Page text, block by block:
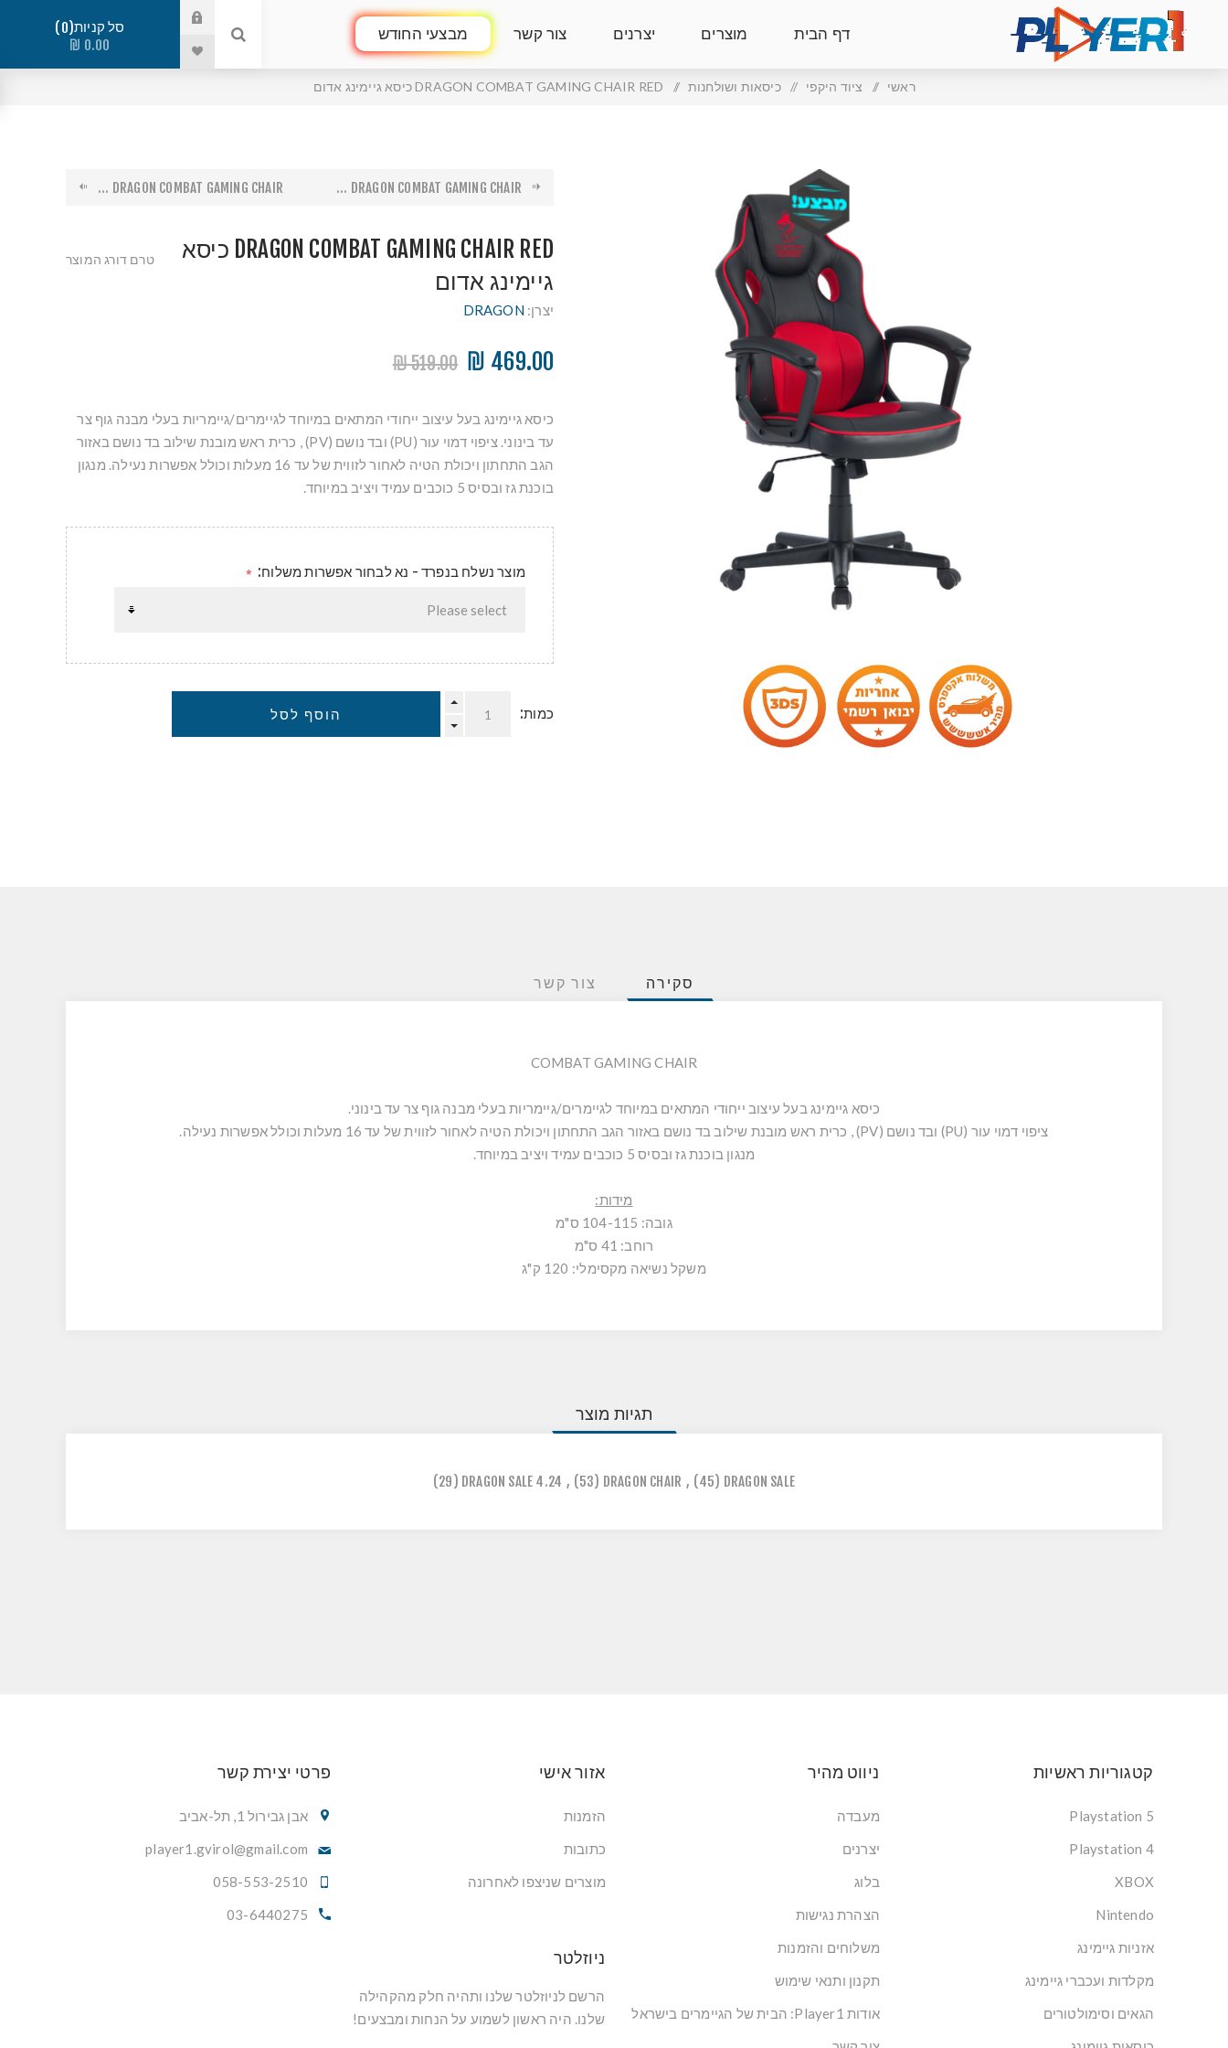
דף הבית מוצרים יצרנים צור קשר מבצעי החודש סל קניות 0
0.00 ₪
ראשי / ציוד היקפי / כיסאות ושולחנות / DRAGON COMBAT GAMING CHAIR RED כיסא גיימינג אדום
DRAGON COMBAT GAMING CHAIR ...
DRAGON COMBAT GAMING CHAIR ...
DRAGON COMBAT GAMING CHAIR RED כיסא
גיימינג אדום
יצרן: DRAGON
טרם דורג המוצר
469.00 ₪
519.00 ₪
כיסא גיימינג בעל עיצוב ייחודי המתאים במיוחד לגיימרים/גיימריות בעלי מבנה גוף צר
עד בינוני. ציפוי דמוי עור (PU) ובד נושם (PV) , כרית ראש מובנת שילוב בד נושם באזור
הגב התחתון ויכולת הטיה לאחור לזווית של עד 16 מעלות וכולל אפשרות נעילה. מנגון
בוכנת גז ובסיס 5 כוכבים עמיד ויציב במיוחד.
מוצר נשלח בנפרד - נא לבחור אפשרות משלוח: *
כמות: הוסף לסל
סקירה צור קשר
COMBAT GAMING CHAIR
כיסא גיימינג בעל עיצוב ייחודי המתאים במיוחד לגיימרים/גיימריות בעלי מבנה גוף צר עד בינוני.
ציפוי דמוי עור (PU) ובד נושם (PV) , כרית ראש מובנת שילוב בד נושם באזור הגב התחתון ויכולת הטיה לאחור לזווית של עד 16 מעלות וכולל אפשרות נעילה.
מנגון בוכנת גז ובסיס 5 כוכבים עמיד ויציב במיוחד.
מידות:
גובה: 104-115 ס"מ
רוחב: 41 ס"מ
משקל נשיאה מקסימלי: 120 ק"ג
תגיות מוצר
DRAGON SALE
(45)
,
DRAGON CHAIR
(53)
,
DRAGON SALE 4.24
(29)
קטגוריות ראשיות
Playstation 5
Playstation 4
XBOX
Nintendo
אזניות גיימינג
מקלדות ועכברי גיימינג
הגאים וסימולטורים
ניווט מהיר
מעבדה
יצרנים
בלוג
הצהרת נגישות
משלוחים והזמנות
תקנון ותנאי שימוש
אודות Player1: הבית של הגיימרים בישראל
אזור אישי
הזמנות
כתובות
מוצרים שניצפו לאחרונה
פרטי יצירת קשר
אבן גבירול 1, תל-אביב
player1.gvirol@gmail.com
058-553-2510
03-6440275
ניוזלטר
הרשם לניוזלטר שלנו ותהיה חלק מהקהילה
שלנו. היה ראשון לשמוע על הנחות ומבצעים!